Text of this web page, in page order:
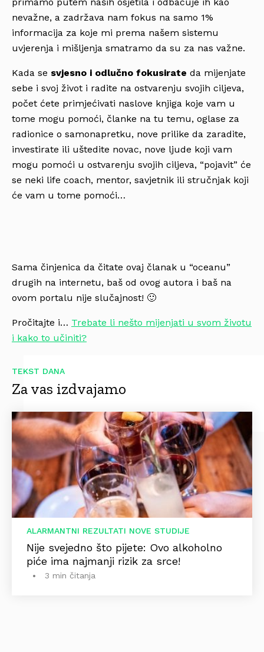
nevažne, a zadržava nam fokus na samo 1%
informacija za koje mi prema našem sistemu
uvjerenja i mišljenja smatramo da su za nas važne.
Kada se svjesno i odlučno fokusirate da mijenjate
sebe i svoj život i radite na ostvarenju svojih ciljeva,
počet ćete primjećivati naslove knjiga koje vam u
tome mogu pomoći, članke na tu temu, oglase za
radionice o samonapretku, nove prilike da zaradite,
investirate ili uštedite novac, nove ljude koji vam
mogu pomoći u ostvarenju svojih ciljeva, “pojavit” će
se neki life coach, mentor, savjetnik ili stručnjak koji
će vam u tome pomoći…
Sama činjenica da čitate ovaj članak u “oceanu”
drugih na internetu, baš od ovog autora i baš na
ovom portalu nije slučajnost! 🙂
Pročitajte i… Trebate li nešto mijenjati u svom životu
i kako to učiniti?
TEKST DANA
Za vas izdvajamo
ALARMANTNI REZULTATI NOVE STUDIJE
Nije svejedno što pijete: Ovo alkoholno
piće ima najmanji rizik za srce!
3 min čitanja